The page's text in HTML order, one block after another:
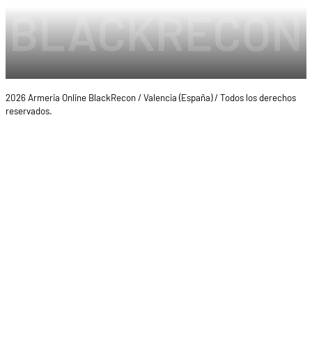
2026 Armeria Online BlackRecon / Valencia (España) / Todos los derechos
reservados.